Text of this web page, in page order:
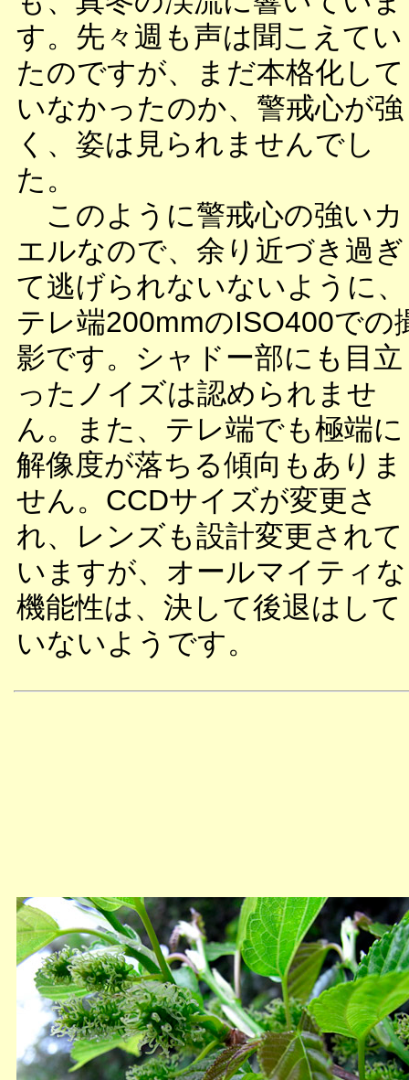
す。先々週も声は聞こえてい
たのですが、まだ本格化して
いなかったのか、警戒心が強
く、姿は見られませんでし
た。
このように警戒心の強いカ
エルなので、余り近づき過ぎ
て逃げられないないように、
テレ端200mmのISO400での
影です。シャドー部にも目立
ったノイズは認められませ
ん。また、テレ端でも極端に
解像度が落ちる傾向もありま
せん。CCDサイズが変更さ
れ、レンズも設計変更されて
いますが、オールマイティな
機能性は、決して後退はして
いないようです。